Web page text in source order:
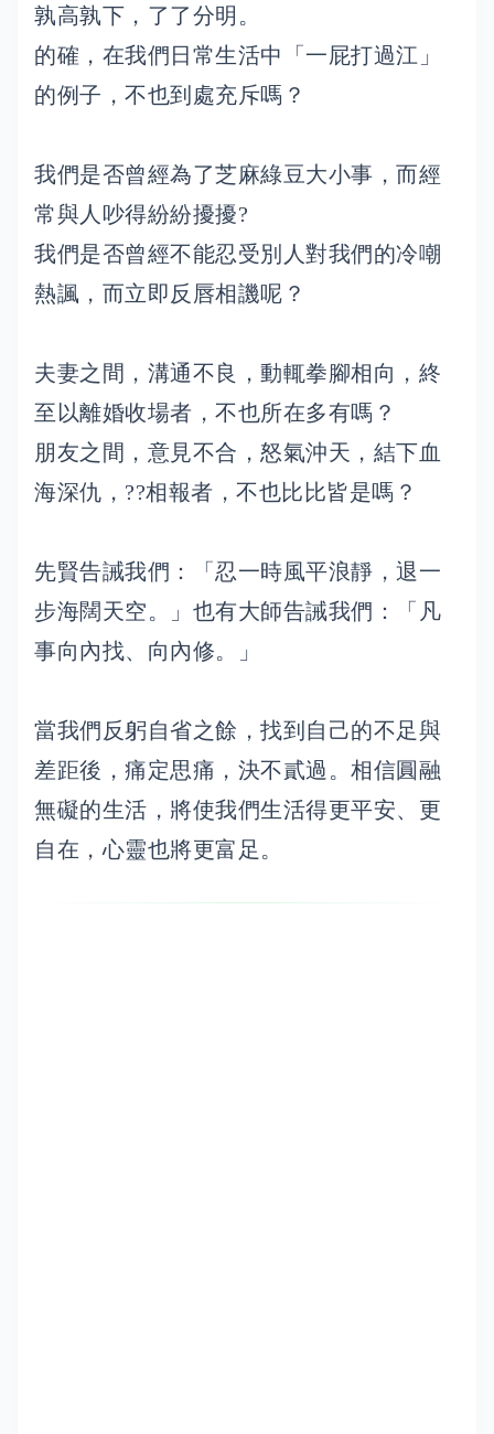
孰高孰下，了了分明。
的確，在我們日常生活中「一屁打過江」
的例子，不也到處充斥嗎？
我們是否曾經為了芝麻綠豆大小事，而經
常與人吵得紛紛擾擾?
我們是否曾經不能忍受別人對我們的冷嘲
熱諷，而立即反唇相譏呢？
夫妻之間，溝通不良，動輒拳腳相向，終
至以離婚收場者，不也所在多有嗎？
朋友之間，意見不合，怒氣沖天，結下血
海深仇，??相報者，不也比比皆是嗎？
先賢告誡我們：「忍一時風平浪靜，退一
步海闊天空。」也有大師告誡我們：「凡
事向內找、向內修。」
當我們反躬自省之餘，找到自己的不足與
差距後，痛定思痛，決不貳過。相信圓融
無礙的生活，將使我們生活得更平安、更
自在，心靈也將更富足。